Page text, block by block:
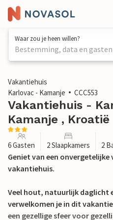
Waar zou je heen willen?
Bestemming, data en
1 / 36
Vakantiehuis
Karlovac - Kamanje
CCC553
Vakantiehuis -
Kamanje , Kroatië
6 Gasten 2 Slaapkamers 2
Geniet van een
vakantiehuis.
Veel hout, natuurlijk daglicht
verwelkomen je in dit
een gezellige sfeer voor